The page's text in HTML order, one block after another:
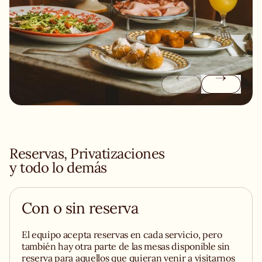
Reservas, Privatizaciones
y todo lo demás
Con o sin reserva
El equipo acepta reservas en cada servicio, pero
también hay otra parte de las mesas disponible sin
reserva para aquellos que quieran venir a visitarnos